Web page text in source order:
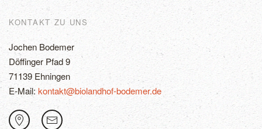
KONTAKT ZU UNS
Jochen Bodemer
Döffinger Pfad 9
71139 Ehningen
E-Mail: kontakt@biolandhof-bodemer.de